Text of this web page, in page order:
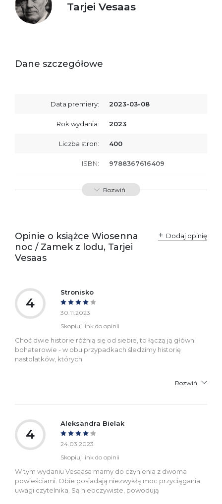
Tarjei Vesaas
Dane szczegółowe
Data premiery: 2023-03-08
Rok wydania: 2023
Liczba stron: 400
ISBN: 9788367616409
SKU: E800321
Polska
kontakt@wydajenamsie.pl
+48 61 623 38 38
Rozwiń
Opinie o książce Wiosenna
noc / Zamek z lodu, Tarjei
Vesaas
Dodaj opinię
4
Stronisko
30.11.2023
Skopiuj link do opinii
Choć dwie historie różnią się od siebie, to łączą ją główni
bohaterowie - w obu przypadkach śledzimy historię
nastolatków, których
Rozwiń
4
Aleksandra Bielak
24.03.2023
Skopiuj link do opinii
W tym wydaniu Vesaasa mamy do czynienia z dwoma
powieściami. Obie posiadają niezwykłą moc przyciągania
uwagi czytelnika. Są nieoczywiste, powodują